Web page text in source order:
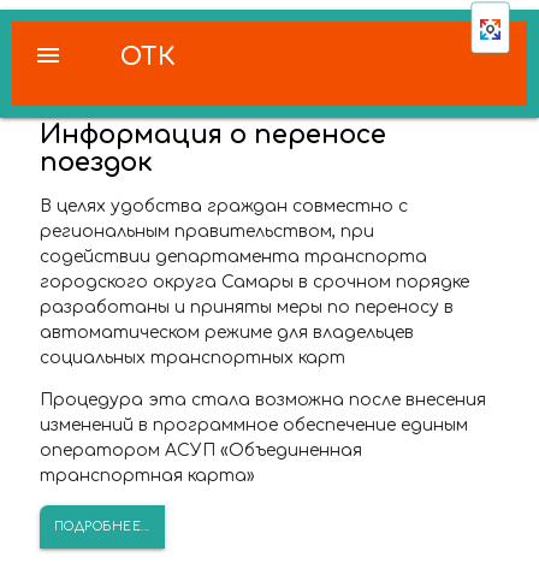
ОТК
menu
Информация о переносе
поездок
В целях удобства граждан совместно с
региональным правительством, при
содействии департамента транспорта
городского округа Самары в срочном порядке
разработаны и приняты меры по переносу в
автоматическом режиме для владельцев
социальных транспортных карт
Процедура эта стала возможна после внесения
изменений в программное обеспечение единым
оператором АСУП «Объединенная
транспортная карта»
ПОДРОБНЕЕ...